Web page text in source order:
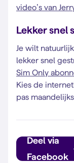
video’s van
Lekker snel
Je wilt
lekker snel
Sim Only
Kies de
pas
Deel via
Facebook